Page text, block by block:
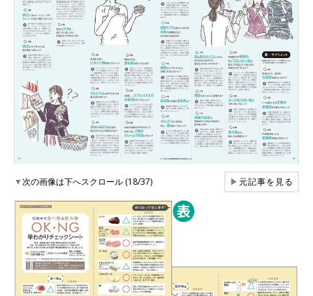
▼次の画像は下へスクロール (18/37) ▶元記事を見る